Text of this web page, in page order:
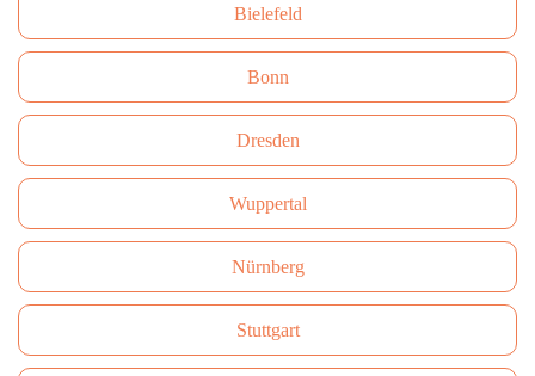
Bielefeld
Bonn
Dresden
Wuppertal
Nürnberg
Stuttgart